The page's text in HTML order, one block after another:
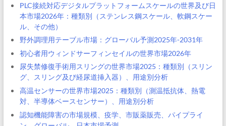
PLC接続対応デジタルプラットフォームスケールの世界及び日
本市場2026年：種類別（ステンレス鋼スケール、軟鋼スケー
ル、その他）
野外調理用テーブル市場：グローバル予測2025年-2031年
初心者用ウィンドサーフィンセイルの世界市場2026年
尿失禁修復手術用スリングの世界市場2025：種類別（スリン
グ、スリング及び経尿道挿入器）、用途別分析
高温センサーの世界市場2025：種類別（測温抵抗体、熱電
対、半導体ベースセンサー）、用途別分析
認知機能障害の市場規模、疫学、市販薬販売、パイプライ